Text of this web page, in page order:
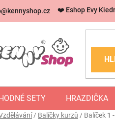
@kennyshop.cz ❤️ Eshop Evy
SETY HRAZDIČKA
/ Balíčky kurzů / Balíček 1